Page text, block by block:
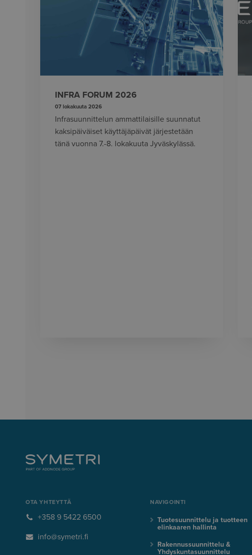
INFRA FORUM 2026
07 lokakuuta 2026
Infrasuunnittelun ammattilaisille suunnatut
kaksipäiväiset käyttäjäpäivät järjestetään
tänä vuonna 7.-8. lokakuuta Jyväskylässä.
OTA YHTEYTTÄ
+358 9 5422 6500
info@symetri.fi
NAVIGOINTI
Tuotesuunnittelu ja tuotteen
elinkaaren hallinta
Rakennussuunnittelu &
Yhdyskuntasuunnittelu